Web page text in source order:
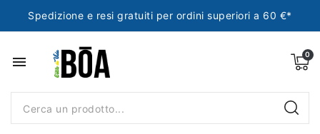
Spedizione e resi gratuiti per ordini superiori a 60 €*
menu